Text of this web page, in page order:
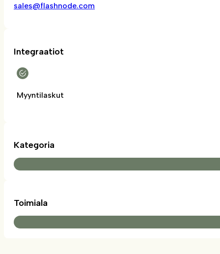
sales@flashnode.com
Integraatiot
Myyntilaskut
Kategoria
Toimiala